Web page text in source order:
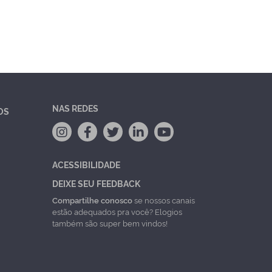
NAS REDES
ACESSIBILIDADE
DEIXE SEU FEEDBACK
Compartilhe conoscose nossos canais
estão adequados pra você? Elogios
também são super bem vindos!